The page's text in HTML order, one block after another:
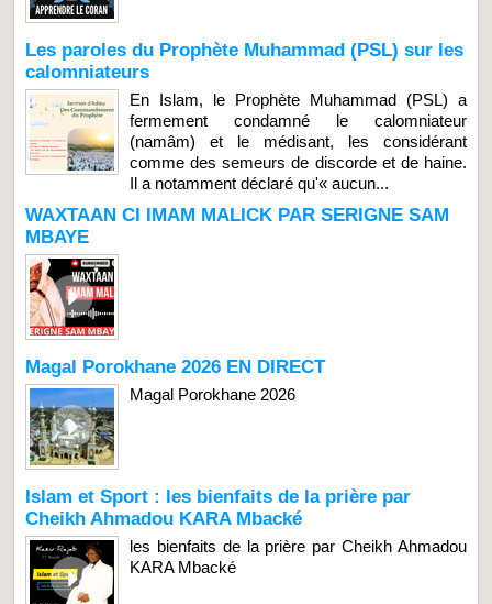
Les paroles du Prophète Muhammad (PSL) sur les
calomniateurs
En Islam, le Prophète Muhammad (PSL) a
fermement condamné le calomniateur
(namâm) et le médisant, les considérant
comme des semeurs de discorde et de haine.
Il a notamment déclaré qu'« aucun...
WAXTAAN CI IMAM MALICK PAR SERIGNE SAM
MBAYE
Magal Porokhane 2026 EN DIRECT
Magal Porokhane 2026
Islam et Sport : les bienfaits de la prière par
Cheikh Ahmadou KARA Mbacké
les bienfaits de la prière par Cheikh Ahmadou
KARA Mbacké